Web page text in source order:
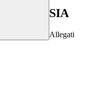
SIA
Allegati